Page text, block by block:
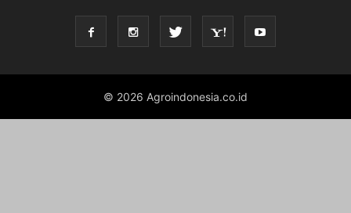
© 2026 Agroindonesia.co.id